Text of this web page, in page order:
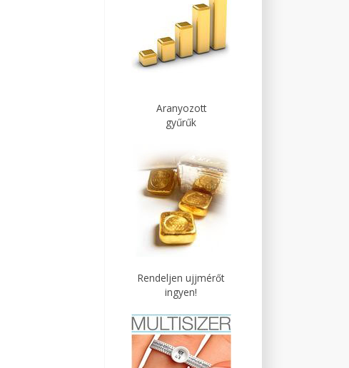
Aranyozott
gyűrűk
Rendeljen ujjmérőt
ingyen!